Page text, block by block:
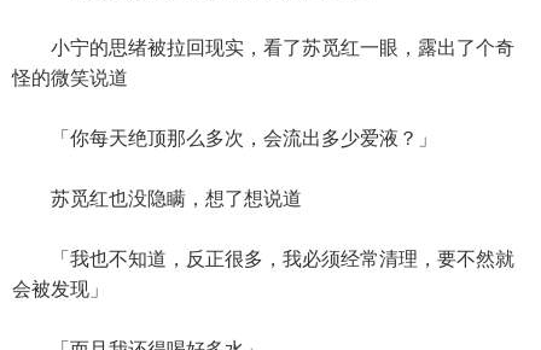
小宁的思绪被拉回现实，看了苏觅红一眼，露出了个奇
怪的微笑说道
「你每天绝顶那么多次，会流出多少爱液？」
苏觅红也没隐瞒，想了想说道
「我也不知道，反正很多，我必须经常清理，要不然就
会被发现」